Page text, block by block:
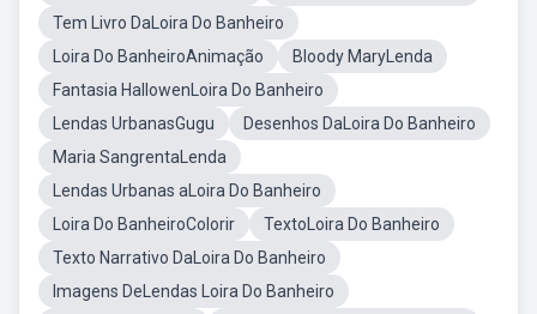
Tem Livro DaLoira Do Banheiro
Loira Do BanheiroAnimação
Bloody MaryLenda
Fantasia HallowenLoira Do Banheiro
Lendas UrbanasGugu
Desenhos DaLoira Do Banheiro
Maria SangrentaLenda
Lendas Urbanas aLoira Do Banheiro
Loira Do BanheiroColorir
TextoLoira Do Banheiro
Texto Narrativo DaLoira Do Banheiro
Imagens DeLendas Loira Do Banheiro